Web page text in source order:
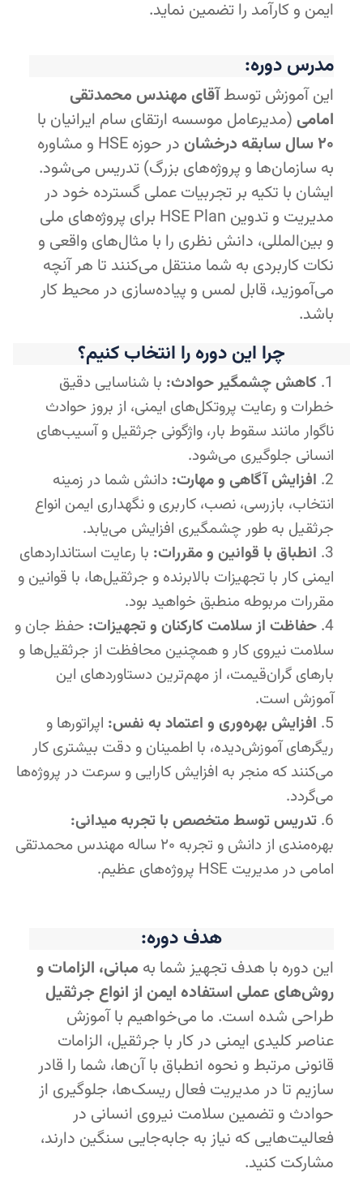
ایمن و کارآمد را تضمین نماید.
مدرس دوره:
این آموزش توسطآقای مهندس محمدتقی
امامی (مدیرعامل موسسه ارتقای سام ایرانیان با
۲۰ سال سابقه درخشان
در حوزه HSE و مشاوره
به سازمان‌ها و پروژه‌های بزرگ) تدریس می‌شود.
ایشان با تکیه بر تجربیات عملی گسترده خود در
مدیریت و تدوین HSE Plan برای پروژه‌های ملی
و بین‌المللی، دانش نظری را با مثال‌های واقعی و
نکات کاربردی به شما منتقل می‌کنند تا هر آنچه
می‌آموزید، قابل لمس و پیاده‌سازی در محیط کار
باشد.
چرا این دوره را انتخاب کنیم؟
کاهش چشمگیر حوادث: با شناسایی دقیق
خطرات و رعایت پروتکل‌های ایمنی، از بروز حوادث
ناگوار مانند سقوط بار، واژگونی جرثقیل و آسیب‌های
انسانی جلوگیری می‌شود.
افزایش آگاهی و مهارت: دانش شما در زمینه
انتخاب، بازرسی، نصب، کاربری و نگهداری ایمن انواع
جرثقیل به طور چشمگیری افزایش می‌یابد.
انطباق با قوانین و مقررات: با رعایت استانداردهای
ایمنی کار با تجهیزات بالابرنده و جرثقیل‌ها، با قوانین و
مقررات مربوطه منطبق خواهید بود.
حفاظت از سلامت کارکنان و تجهیزات: حفظ جان و
سلامت نیروی کار و همچنین محافظت از جرثقیل‌ها و
بارهای گران‌قیمت، از مهم‌ترین دستاوردهای این
آموزش است.
افزایش بهره‌وری و اعتماد به نفس: اپراتورها و
ریگرهای آموزش‌دیده، با اطمینان و دقت بیشتری کار
می‌کنند که منجر به افزایش کارایی و سرعت در پروژه‌ها
می‌گردد.
تدریس توسط متخصص با تجربه میدانی:
بهره‌مندی از دانش و تجربه ۲۰ ساله مهندس محمدتقی
امامی در مدیریت HSE پروژه‌های عظیم.
هدف دوره:
این دوره با هدف تجهیز شما به مبانی، الزامات و
روش‌های عملی استفاده ایمن از انواع جرثقیل
طراحی شده است. ما می‌خواهیم با آموزش
عناصر کلیدی ایمنی در کار با جرثقیل، الزامات
قانونی مرتبط و نحوه انطباق با آن‌ها، شما را قادر
سازیم تا در مدیریت فعال ریسک‌ها، جلوگیری از
حوادث و تضمین سلامت نیروی انسانی در
فعالیت‌هایی که نیاز به جابه‌جایی سنگین دارند،
مشارکت کنید.